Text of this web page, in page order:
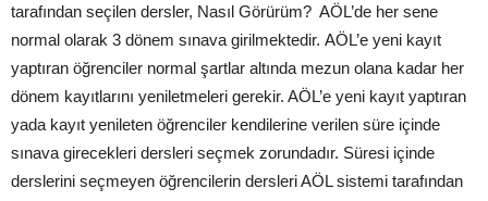
tarafından seçilen dersler, Nasıl Görürüm? AÖL’de her sene
normal olarak 3 dönem sınava girilmektedir. AÖL’e yeni kayıt
yaptıran öğrenciler normal şartlar altında mezun olana kadar her
dönem kayıtlarını yeniletmeleri gerekir. AÖL’e yeni kayıt yaptıran
yada kayıt yenileten öğrenciler kendilerine verilen süre içinde
sınava girecekleri dersleri seçmek zorundadır. Süresi içinde
derslerini seçmeyen öğrencilerin dersleri AÖL sistemi tarafından